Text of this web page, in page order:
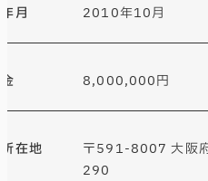
月 2010年10月
8,000,000円
在地
〒591-8007 大阪
290